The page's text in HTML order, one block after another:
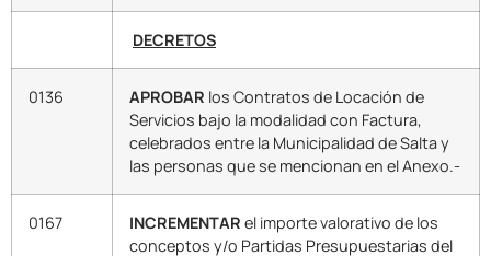
DECRETOS
0136 APROBAR los Contratos de Locación de
Servicios bajo la modalidad con Factura,
celebrados entre la Municipalidad de Salta y
las personas que se mencionan en el Anexo.-
0167 INCREMENTAR el importe valorativo de los
conceptos y/o Partidas Presupuestarias del